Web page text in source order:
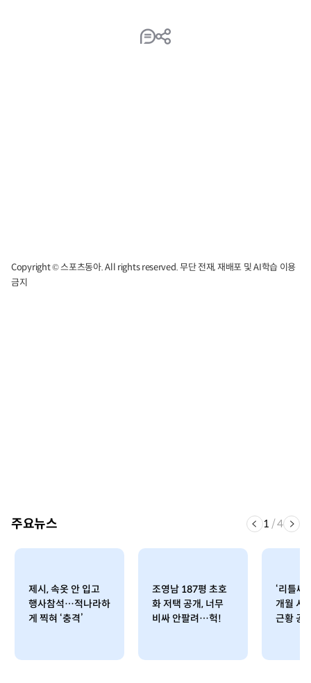
Copyright © 스포츠동아. All rights reserved. 무단 전재, 재배포 및 AI학습 이용
금지
주요뉴스 1 /4
제시, 속옷 안 입고
행사참석…적나라하
게 찍혀 ‘충격’
조영남 187평 초호
화 저택 공개, 너무
비싸 안팔려…헉!
‘리틀싸
개월 시
근황 공